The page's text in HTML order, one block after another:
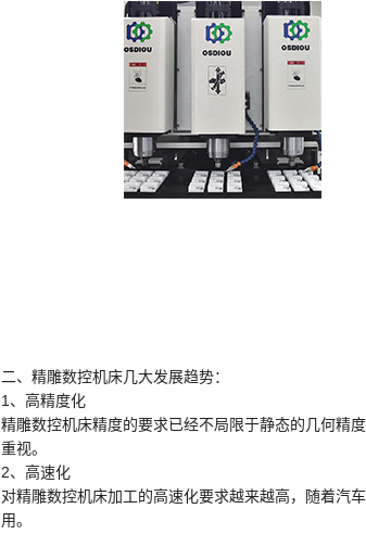
二、精雕数控机床几大发展趋势：
1、高精度化
精雕数控机床精度的要求已经不局限于静态的几何精
重视。
2、高速化
对精雕数控机床加工的高速化要求越来越高，随着汽
用。